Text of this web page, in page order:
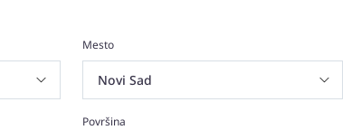
Mesto
Površina